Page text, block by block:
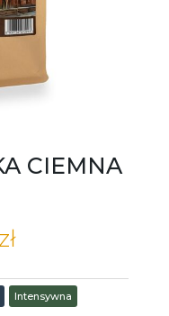
CIEMNA
złZakres
od
Intensywna